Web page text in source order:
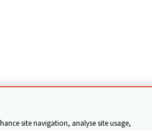
site navigation, analyse site usage,